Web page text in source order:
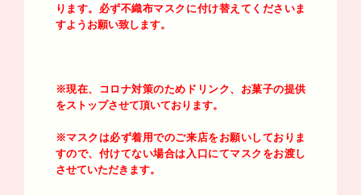
ります。必ず不織布マスクに付け替えてくださいま
すようお願い致します。
※現在、コロナ対策のためドリンク、お菓子の提供
をストップさせて頂いております。
※マスクは必ず着用でのご来店をお願いしておりま
すので、付けてない場合は入口にてマスクをお渡し
させていただきます。